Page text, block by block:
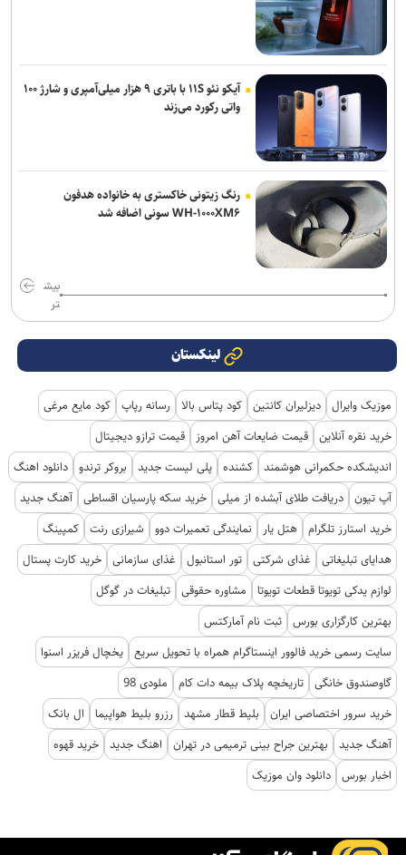
آیکو نئو ۱۱S با باتری ۹ هزار میلی‌آمپری و شارژ ۱۰۰
واتی رکورد می‌زند
رنگ زیتونی خاکستری به خانواده هدفون
WH-۱۰۰۰XM۶ سونی اضافه شد
بیش
تر
لینکستان
موزیک وایرال دیزلیران کانتین کود پتاس بالا رسانه رپاپ کود مایع مرغی
خرید نقره آنلاین قیمت ضایعات آهن امروز
قیمت ترازو دیجیتال
اندیشکده حکمرانی هوشمند کشنده پلی لیست جدید بروکر ترندو دانلود اهنگ
آپ تیون دریافت طلای آبشده از میلی خرید سکه پارسیان اقساطی آهنگ جدید
خرید استارز تلگرام هتل یار نمایندگی تعمیرات دوو شیرازی رنت کمپینگ
هدایای تبلیغاتی
غذای شرکتی تور استانبول غذای سازمانی خرید کارت پستال
لوازم یدکی تویوتا قطعات تویوتا
مشاوره حقوقی تبلیغات در گوگل
بهترین کارگزاری بورس ثبت نام آمارکتس
سایت رسمی خرید فالوور اینستاگرام همراه با تحویل سریع یخچال فریزر اسنوا
گاوصندوق خانگی تاریخچه پلاک بیمه دات کام
ملودی 98
خرید سرور اختصاصی ایران
بلیط قطار مشهد رزرو بلیط هواپیما
ال بانک
آهنگ جدید
بهترین جراح بینی ترمیمی در تهران اهنگ جدید خرید قهوه
اخبار بورس دانلود وان موزیک